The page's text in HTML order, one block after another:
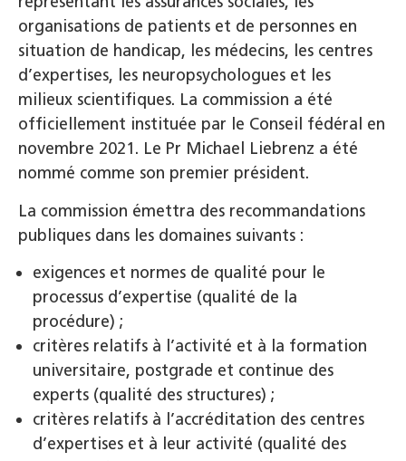
organisations de patients et de personnes en
situation de handicap, les médecins, les centres
d’expertises, les neuropsychologues et les
milieux scientifiques. La commission a été
officiellement instituée par le Conseil fédéral en
novembre 2021. Le Pr Michael Liebrenz a été
nommé comme son premier président.
La commission émettra des recommandations
publiques dans les domaines suivants :
exigences et normes de qualité pour le
processus d’expertise (qualité de la
procédure) ;
critères relatifs à l’activité et à la formation
universitaire, postgrade et continue des
experts (qualité des structures) ;
critères relatifs à l’accréditation des centres
d’expertises et à leur activité (qualité des